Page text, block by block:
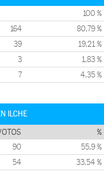
100 %
164 80,79 %
39 19,21 %
3 1,83 %
7 4,35 %
ILCHE
%
90 55,9 %
54 33,54 %